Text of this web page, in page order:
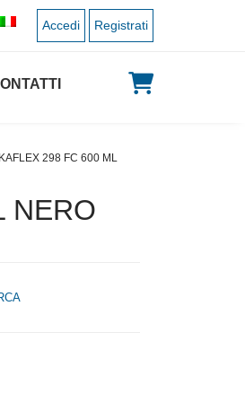
Accedi Registrati
298 FC 600 ML
NERO
18,00 €.
è: 9,00 €.